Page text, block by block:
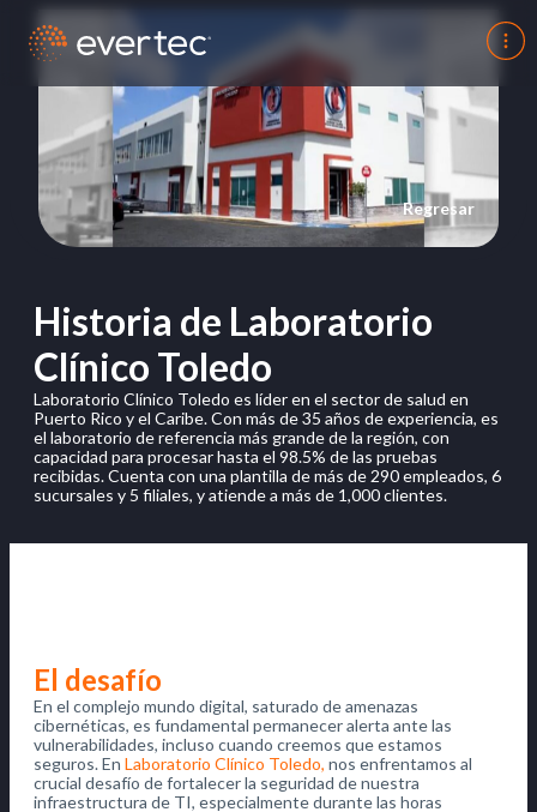
Regresar
Historia de Laboratorio
Clínico Toledo
Laboratorio Clínico Toledo es líder en el sector de salud en
Puerto Rico y el Caribe. Con más de 35 años de experiencia, es
el laboratorio de referencia más grande de la región, con
capacidad para procesar hasta el 98.5% de las pruebas
recibidas. Cuenta con una plantilla de más de 290 empleados, 6
sucursales y 5 filiales, y atiende a más de 1,000 clientes.
El desafío
En el complejo mundo digital, saturado de amenazas
cibernéticas, es fundamental permanecer alerta ante las
vulnerabilidades, incluso cuando creemos que estamos
seguros. En Laboratorio Clínico Toledo, nos enfrentamos al
crucial desafío de fortalecer la seguridad de nuestra
infraestructura de TI, especialmente durante las horas